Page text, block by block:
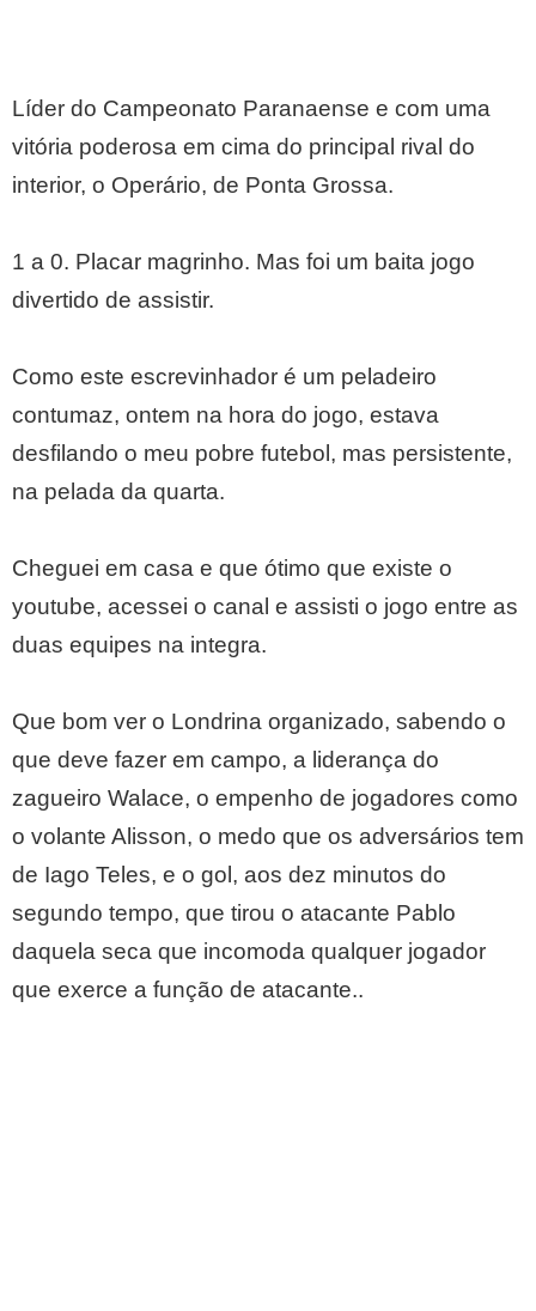
Líder do Campeonato Paranaense e com uma
vitória poderosa em cima do principal rival do
interior, o Operário, de Ponta Grossa.
1 a 0. Placar magrinho. Mas foi um baita jogo
divertido de assistir.
Como este escrevinhador é um peladeiro
contumaz, ontem na hora do jogo, estava
desfilando o meu pobre futebol, mas persistente,
na pelada da quarta.
Cheguei em casa e que ótimo que existe o
youtube, acessei o canal e assisti o jogo entre as
duas equipes na integra.
Que bom ver o Londrina organizado, sabendo o
que deve fazer em campo, a liderança do
zagueiro Walace, o empenho de jogadores como
o volante Alisson, o medo que os adversários tem
de Iago Teles, e o gol, aos dez minutos do
segundo tempo, que tirou o atacante Pablo
daquela seca que incomoda qualquer jogador
que exerce a função de atacante..